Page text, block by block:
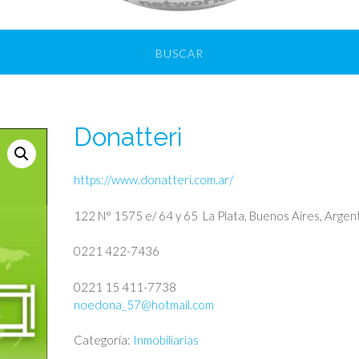
BUSCAR
Donatteri
https://www.donatteri.com.ar/
122 N° 1575 e/ 64 y 65 La Plata, Buenos Aires,
0221 422-7436
0221 15 411-7738
noedona_57@hotmail.com
Categoría: Inmobiliarias